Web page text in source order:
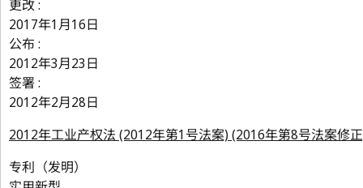
更改 :
2017年1月16日
公布 :
2012年3月23日
签署 :
2012年2月28日
2012年工业产权法 (2012年第1号法案) (2016年第8号法案修
专利（发明）